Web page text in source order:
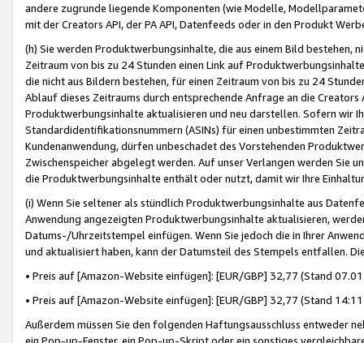
andere zugrunde liegende Komponenten (wie Modelle,
mit der Creators API, der PA API, Datenfeeds oder in den Produkt
(h) Sie werden Produktwerbungsinhalte, die aus einem Bild bestehen,
Zeitraum von bis zu 24 Stunden einen Link auf
die nicht aus Bildern bestehen, für einen Zeitraum von bis zu 24
Ablauf dieses Zeitraums durch entsprechende Anfrage an die
Produktwerbungsinhalte aktualisieren und neu darstellen. Sofern wir
Standardidentifikationsnummern (ASINs) für einen unbestimmten
Kundenanwendung, dürfen unbeschadet des Vorstehenden
Zwischenspeicher abgelegt werden. Auf unser Verlangen werden Sie
die Produktwerbungsinhalte enthält oder nutzt, damit wir Ihre
(i) Wenn Sie seltener als stündlich Produktwerbungsinhalte aus
Anwendung angezeigten Produktwerbungsinhalte aktualisieren,
Datums-/Uhrzeitstempel einfügen. Wenn Sie jedoch die in Ihrer
und aktualisiert haben, kann der Datumsteil des Stempels entfallen.
• Preis auf [Amazon-Website einfügen]: [EUR/GBP] 32,77 (Stand
• Preis auf [Amazon-Website einfügen]: [EUR/GBP] 32,77 (Stand
Außerdem müssen Sie den folgenden Haftungsausschluss entweder
ein Pop-up-Fenster, ein Pop-up-Skript oder ein sonstiges